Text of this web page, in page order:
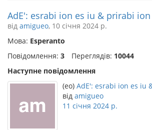
AdE': esrabi ion es iu & prirabi
від amigueo, 10 січня 2024 р.
Мова: Esperanto
Повідомлення: 3 Переглядів: 10044
Наступне повідомлення
(eo) AdE': esrabi ion es iu
від amigueo
11 січня 2024 р.